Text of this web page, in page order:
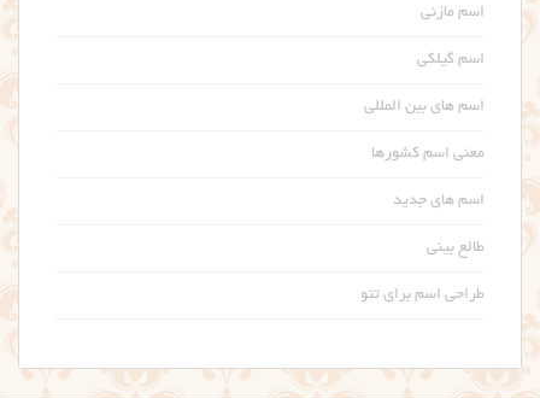
اسم مازنی
اسم گیلکی
اسم های بین المللی
معنی اسم کشورها
اسم های جدید
طالع بینی
طراحی اسم برای تتو